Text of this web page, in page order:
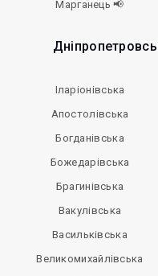
Марганець 📢
Іларіонівська
Апостолівська
Богданівська
Божедарівська
Брагинівська
Вакулівська
Васильківська
Великомихайлівська